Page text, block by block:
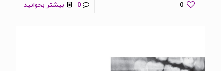
0
0 بیشتر بخوانید